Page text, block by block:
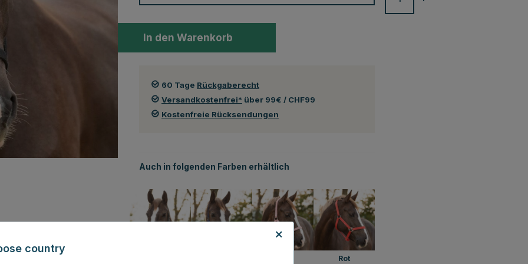
In den Warenkorb
60 Tage Rückgaberecht
Versandkostenfrei* über 99€ / CHF99
Kostenfreie Rücksendungen
Auch in folgenden Farben erhältlich
Rot
country